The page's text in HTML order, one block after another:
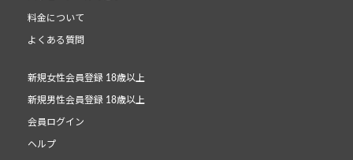
料金について
よくある質問
新規女性会員登録 18歳以上
新規男性会員登録 18歳以上
会員ログイン
ヘルプ